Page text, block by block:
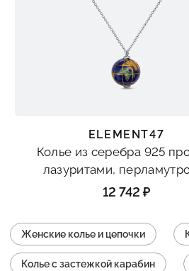
ELEMENT47
Колье из серебра 925
лазуритами,
агатом
12 742 ₽
Женские колье и цепочки
Колье с застежкой карабин